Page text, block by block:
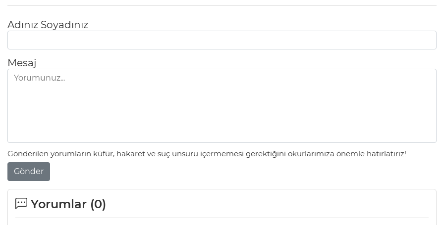
Adınız Soyadınız
Mesaj
Gönderilen yorumların küfür, hakaret ve suç unsuru içermemesi gerektiğini okurlarımıza önemle hatırlatırız!
Gönder
Yorumlar (0)